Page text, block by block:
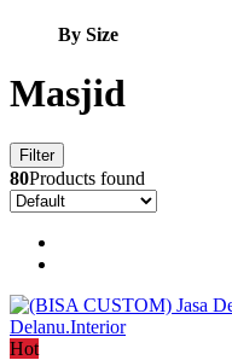
By Size
Masjid
Filter
80Products found
Hot